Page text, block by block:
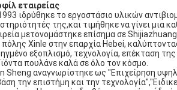
εταιρείας
ιδρύθηκε το εργοστάσιο υλικών
της,και τιμήθηκε να γίνει μια
μετονομάστηκε επίσημα σε
Xinle στην επαρχία Hebei,
εξοπλισμό, τεχνολογία, επέκταση
πουλάνε καλά σε όλο τον κόσμο.
Sheng αναγνωρίστηκε ως "Επιχείρηση
την επιστήμη και την